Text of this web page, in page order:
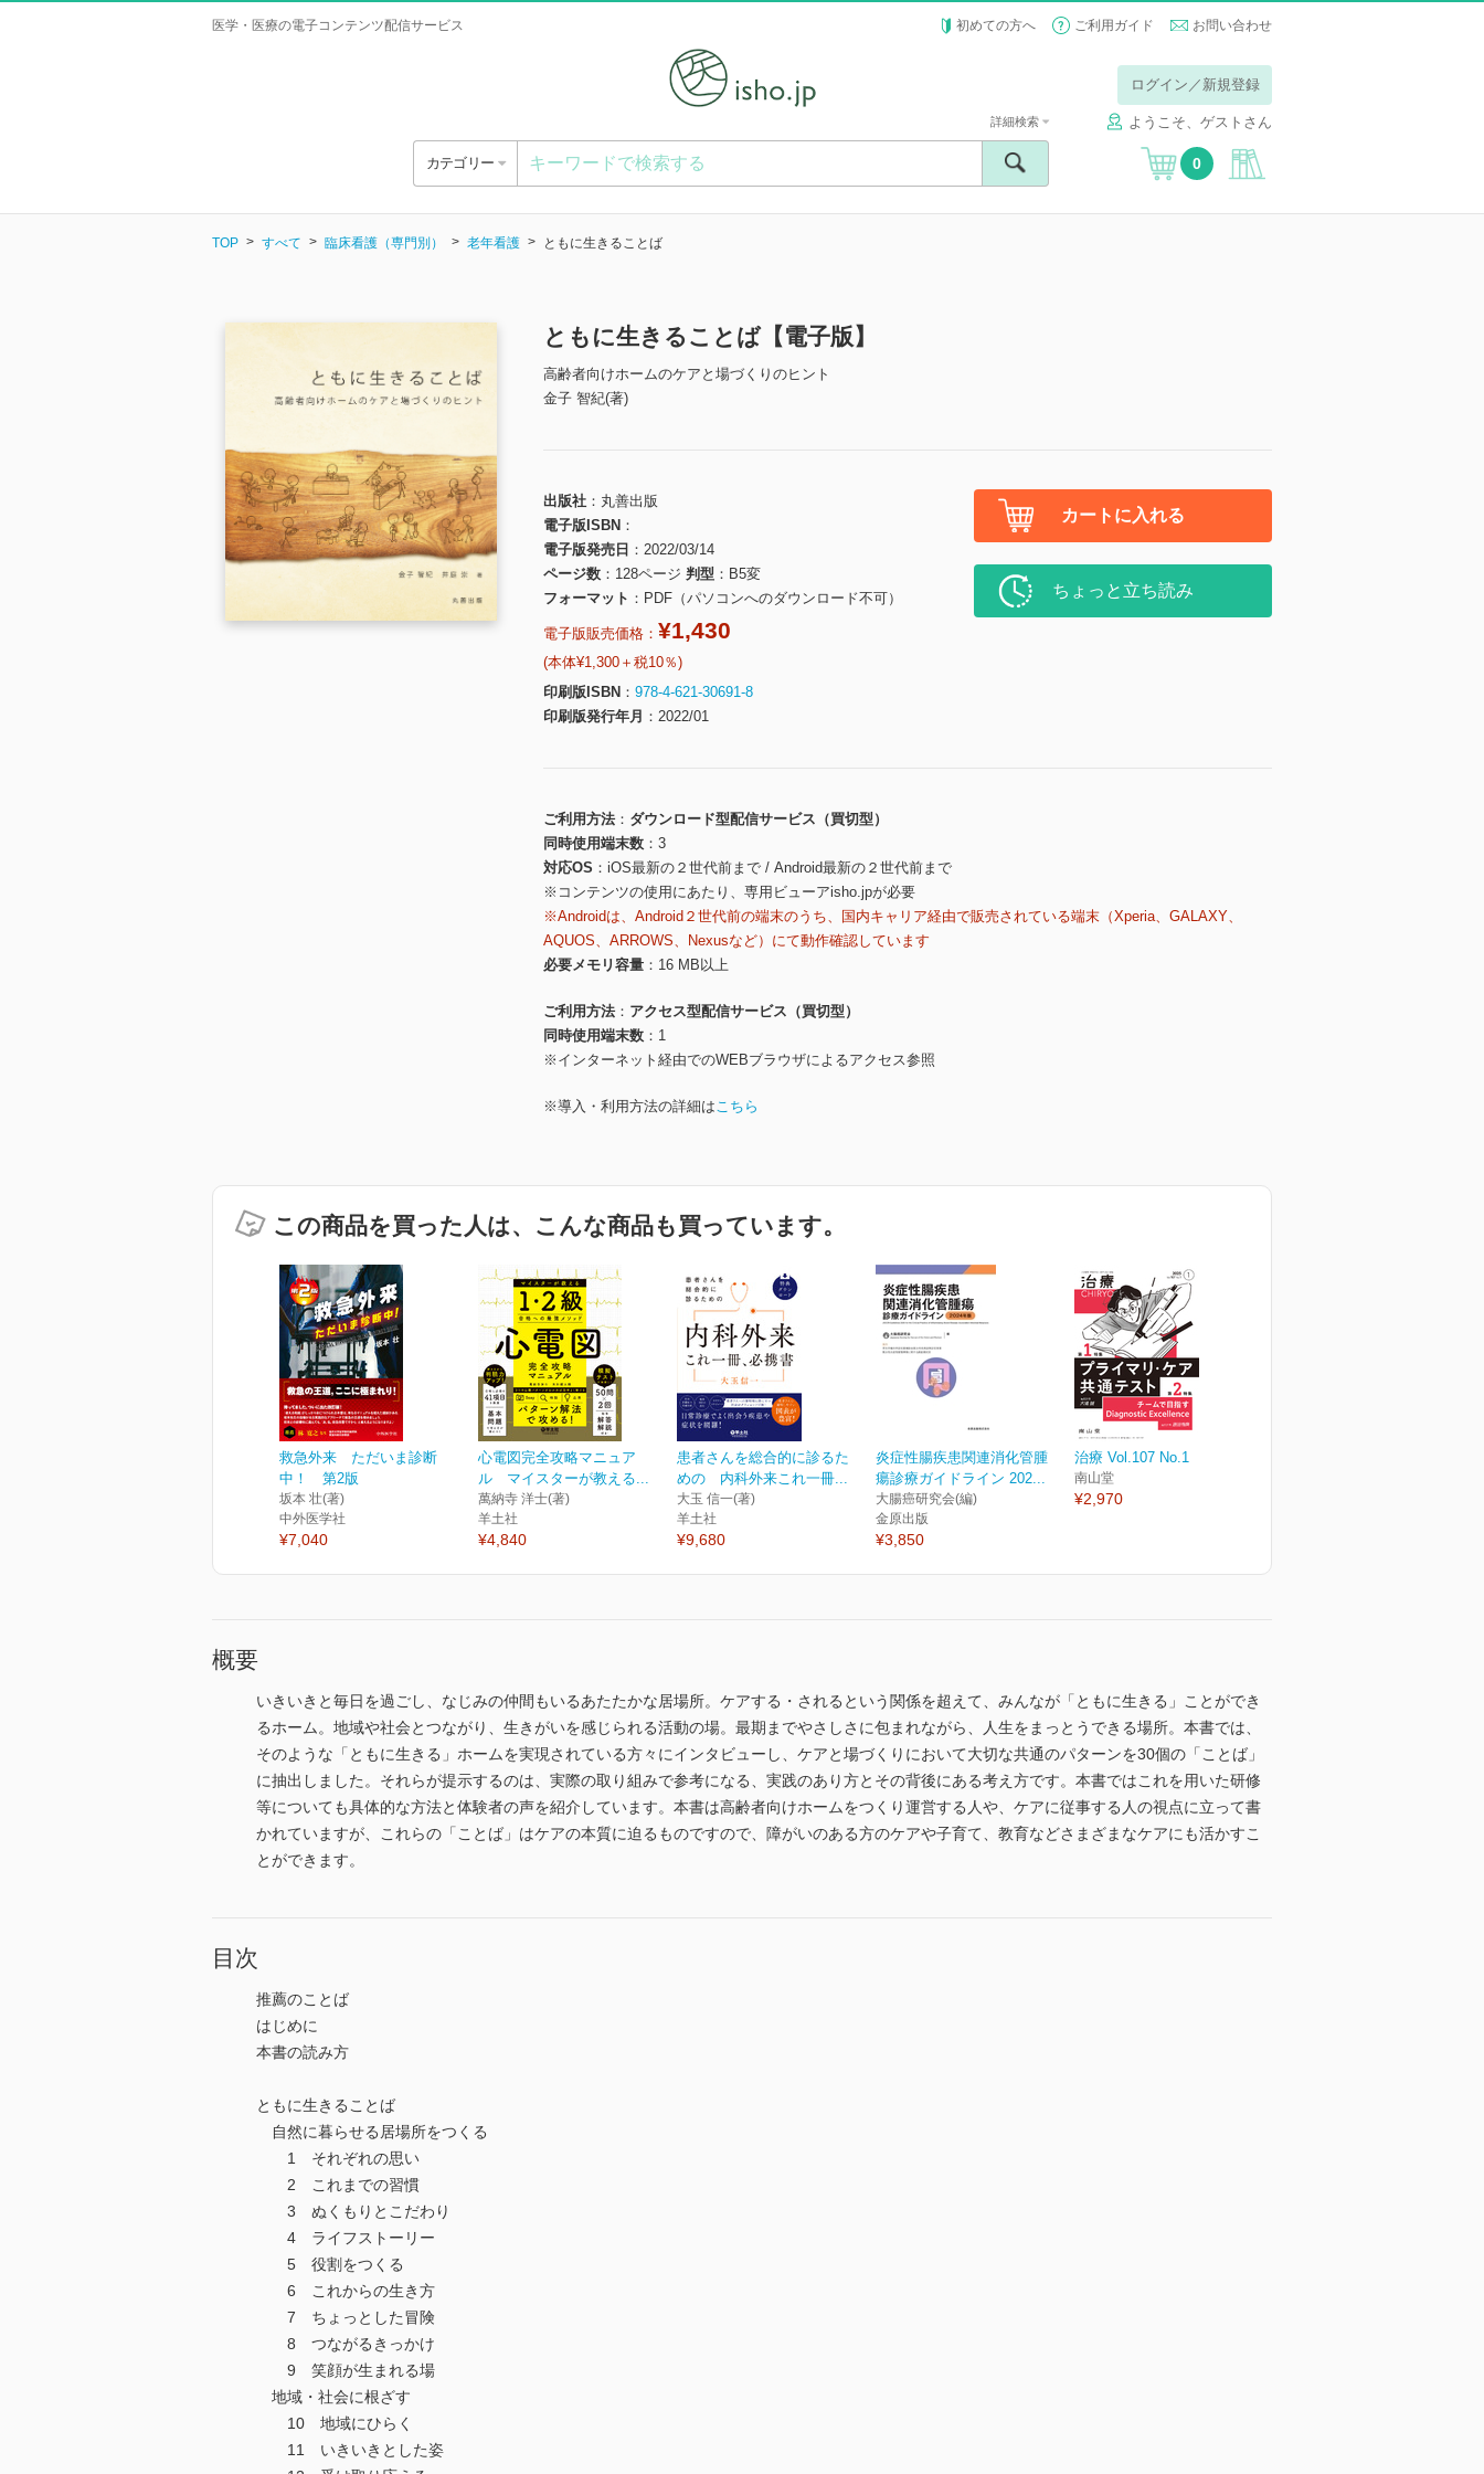
医学・医療の電子コンテンツ配信サービス 初めての方へ ご利用ガイド お問い合わせ
ログイン／新規登録
ようこそ、ゲストさん
カテゴリー
詳細検索
0
TOP すべて 臨床看護（専門別） 老年看護 ともに生きることば
ともに生きることば【電子版】
高齢者向けホームのケアと場づくりのヒント
金子 智紀(著)
出版社
丸善出版
電子版ISBN
電子版発売日
2022/03/14
ページ数
128ページ 判型
B5変
フォーマット
PDF（パソコンへのダウンロード不可）
電子版販売価格： ¥1,430
(本体¥1,300＋税10％)
印刷版ISBN
978-4-621-30691-8
印刷版発行年月
2022/01
カートに入れる
ちょっと立ち読み
ご利用方法
ダウンロード型配信サービス（買切型）
同時使用端末数
3
対応OS
iOS最新の２世代前まで / Android最新の２世代前まで
※コンテンツの使用にあたり、専用ビューアisho.jpが必要
※Androidは、Android２世代前の端末のうち、国内キャリア経由で販売されている端末（Xperia、GALAXY、
AQUOS、ARROWS、Nexusなど）にて動作確認しています
必要メモリ容量
16 MB以上
ご利用方法
アクセス型配信サービス（買切型）
同時使用端末数
1
※インターネット経由でのWEBブラウザによるアクセス参照
※導入・利用方法の詳細はこちら
この商品を買った人は、こんな商品も買っています。
救急外来 ただいま診断
中！ 第2版
坂本 壮(著)
中外医学社
¥7,040
心電図完全攻略マニュア
ル マイスターが教える...
萬納寺 洋士(著)
羊土社
¥4,840
患者さんを総合的に診るた
めの 内科外来これ一冊...
大玉 信一(著)
羊土社
¥9,680
炎症性腸疾患関連消化管腫
瘍診療ガイドライン 202...
大腸癌研究会(編)
金原出版
¥3,850
治療 Vol.107 No.1
南山堂
¥2,970
概要
いきいきと毎日を過ごし、なじみの仲間もいるあたたかな居場所。ケアする・されるという関係を超えて、みんなが「ともに生きる」ことができ
るホーム。地域や社会とつながり、生きがいを感じられる活動の場。最期までやさしさに包まれながら、人生をまっとうできる場所。本書では、
そのような「ともに生きる」ホームを実現されている方々にインタビューし、ケアと場づくりにおいて大切な共通のパターンを30個の「ことば」
に抽出しました。それらが提示するのは、実際の取り組みで参考になる、実践のあり方とその背後にある考え方です。本書ではこれを用いた研修
等についても具体的な方法と体験者の声を紹介しています。本書は高齢者向けホームをつくり運営する人や、ケアに従事する人の視点に立って書
かれていますが、これらの「ことば」はケアの本質に迫るものですので、障がいのある方のケアや子育て、教育などさまざまなケアにも活かすこ
とができます。
目次
推薦のことば
はじめに
本書の読み方
ともに生きることば
自然に暮らせる居場所をつくる
1 それぞれの思い
2 これまでの習慣
3 ぬくもりとこだわり
4 ライフストーリー
5 役割をつくる
6 これからの生き方
7 ちょっとした冒険
8 つながるきっかけ
9 笑顔が生まれる場
地域・社会に根ざす
10 地域にひらく
11 いきいきとした姿